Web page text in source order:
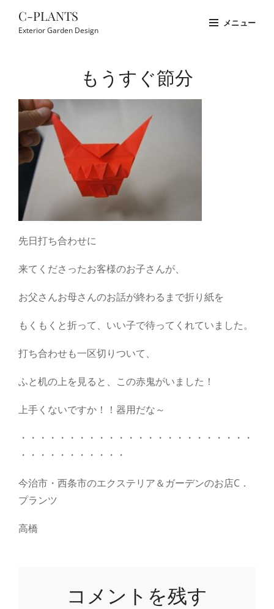
C-PLANTS
Exterior Garden Design
メニュー
もうすぐ節分
先日打ち合わせに
来てくださったお客様のお子さんが、
お父さんお母さんのお話が終わるまで折り紙を
もくもくと折って、いい子で待ってくれていました。
打ち合わせも一区切りついて、
ふと机の上を見ると、この赤鬼がいました！
上手くないですか！！器用だな～
・・・・・・・・・・・・・・・・・・・・・・・・
・・・・・・・・・・・
今治市・西条市のエクステリア＆ガーデンのお店C．
プランツ
高橋
コメントを残す